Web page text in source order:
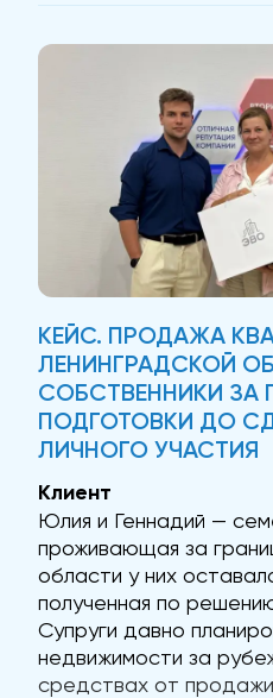
снимков нанимателей
КЕЙС. ПРОДАЖА
ЛЕНИНГРАДСКОЙ
СОБСТВЕННИКИ ЗА
ПОДГОТОВКИ ДО
ЛИЧНОГО УЧАСТИЯ
Клиент
Юлия и Геннадий —
проживающая за
области у них
полученная по
Супруги давно
недвижимости за
средствах от